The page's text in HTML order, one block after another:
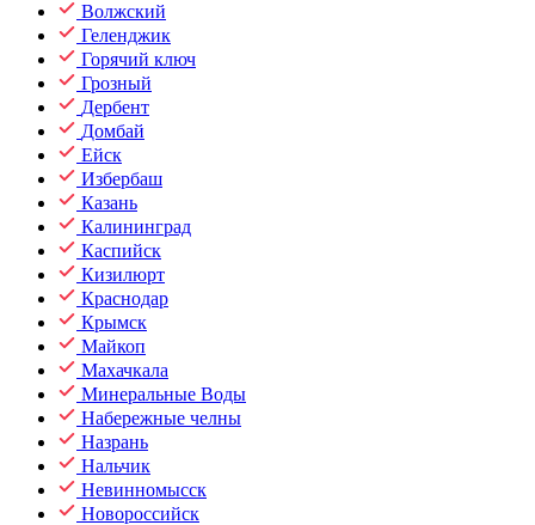
Волжский
Геленджик
Горячий ключ
Грозный
Дербент
Домбай
Ейск
Избербаш
Казань
Калининград
Каспийск
Кизилюрт
Краснодар
Крымск
Майкоп
Махачкала
Минеральные Воды
Набережные челны
Назрань
Нальчик
Невинномысск
Новороссийск